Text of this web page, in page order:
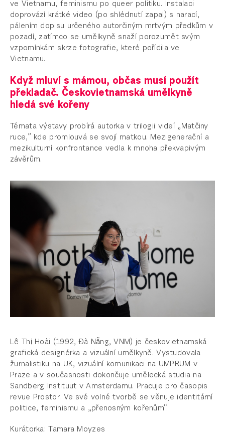
ve Vietnamu, feminismu po queer politiku. Instalaci
doprovází krátké video (po shlédnutí zapal) s narací,
pálením dopisu určeného autorčiným mrtvým předkům v
pozadí, zatímco se umělkyně snaží porozumět svým
vzpomínkám skrze fotografie, které pořídila ve
Vietnamu.
Když mluví s mámou, občas musí použít
překladač. Českovietnamská umělkyně
hledá své kořeny
Témata výstavy probírá autorka v trilogii videí „Matčiny
ruce,” kde promlouvá se svojí matkou. Mezigenerační a
mezikulturní konfrontance vedla k mnoha překvapivým
závěrům.
Lê Thị Hoài (1992, Đà Nẵng, VNM) je českovietnamská
grafická designérka a vizuální umělkyně. Vystudovala
žurnalistiku na UK, vizuální komunikaci na UMPRUM v
Praze a v současnosti dokončuje umělecká studia na
Sandberg Instituut v Amsterdamu. Pracuje pro časopis
revue Prostor. Ve své volné tvorbě se věnuje identitární
politice, feminismu a „přenosným kořenům“.
Kurátorka: Tamara Moyzes